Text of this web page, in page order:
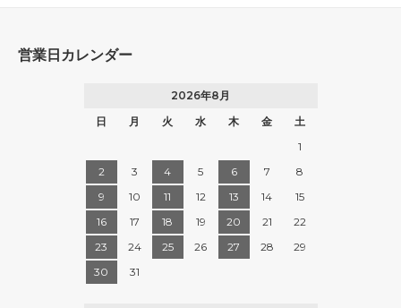
営業日カレンダー
2026年8月
日
月 火 水 木 金
土
1
2
3 4 5 6 7
8
9
10 11 12 13 14
15
16
17 18 19 20 21
22
23
24 25 26 27 28
29
30
31